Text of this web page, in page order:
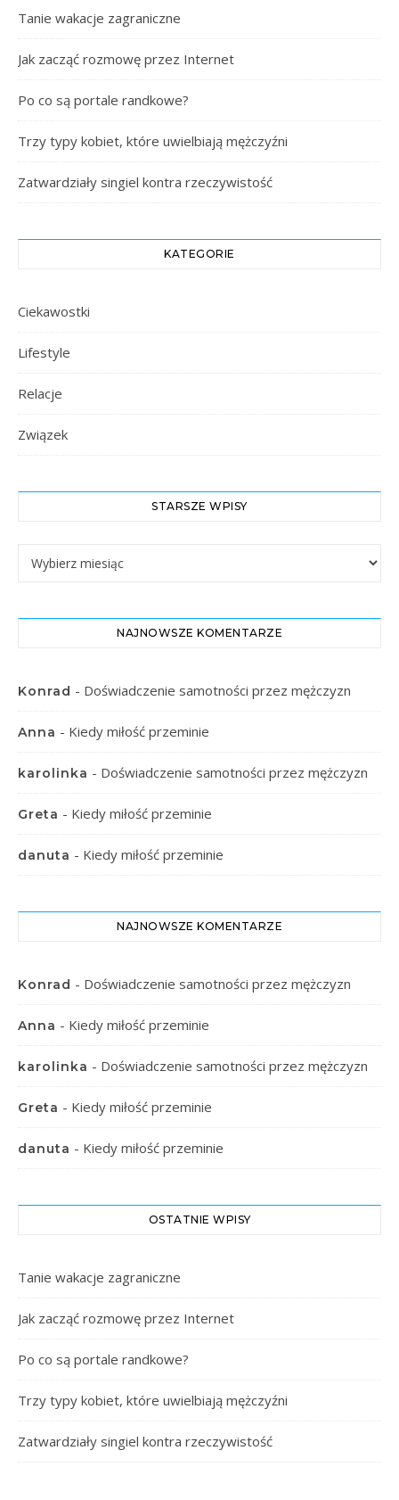
Tanie wakacje zagraniczne
Jak zacząć rozmowę przez Internet
Po co są portale randkowe?
Trzy typy kobiet, które uwielbiają mężczyźni
Zatwardziały singiel kontra rzeczywistość
KATEGORIE
Ciekawostki
Lifestyle
Relacje
Związek
STARSZE WPISY
Starsze Wpisy
NAJNOWSZE KOMENTARZE
Konrad - Doświadczenie samotności przez mężczyzn
Anna - Kiedy miłość przeminie
karolinka - Doświadczenie samotności przez mężczyzn
Greta - Kiedy miłość przeminie
danuta - Kiedy miłość przeminie
NAJNOWSZE KOMENTARZE
Konrad - Doświadczenie samotności przez mężczyzn
Anna - Kiedy miłość przeminie
karolinka - Doświadczenie samotności przez mężczyzn
Greta - Kiedy miłość przeminie
danuta - Kiedy miłość przeminie
OSTATNIE WPISY
Tanie wakacje zagraniczne
Jak zacząć rozmowę przez Internet
Po co są portale randkowe?
Trzy typy kobiet, które uwielbiają mężczyźni
Zatwardziały singiel kontra rzeczywistość